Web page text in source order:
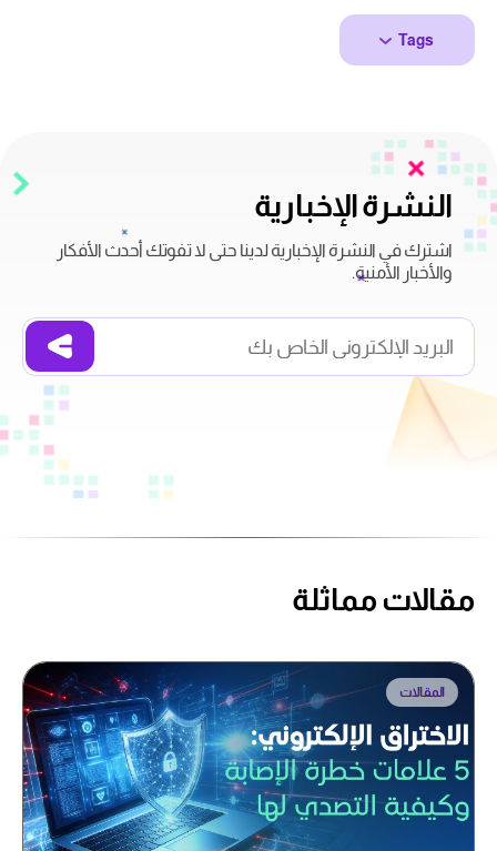
Tags
النشرة الإخبارية
اشترك في النشرة الإخبارية لدينا حتى لا تفوتك أحدث الأفكار
والأخبار الأمنية.
مقالات مماثلة
المقالات